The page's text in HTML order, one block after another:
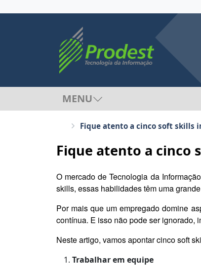
MENU
Fique atento a cinco soft skills
Fique atento a cinco
O mercado de Tecnologia da
skills, essas habilidades têm uma
Por mais que um empregado domine
contínua. E isso não pode ser ignorado,
Neste artigo, vamos apontar cinco soft
Trabalhar em equipe